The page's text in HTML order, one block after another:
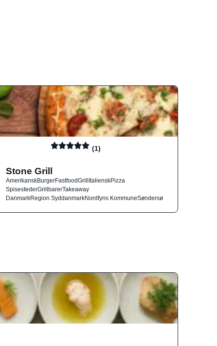
(1)
Stone Grill
AmerikanskBurgerFastfoodGrillItalienskPizza
SpisestederGrillbarerTakeaway
DanmarkRegion SyddanmarkNordfyns KommuneSøndersø